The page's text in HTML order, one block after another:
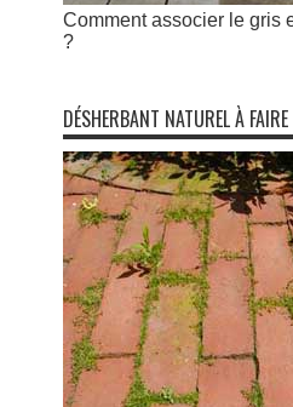
Comment associer le gris
?
DÉSHERBANT NATUREL À